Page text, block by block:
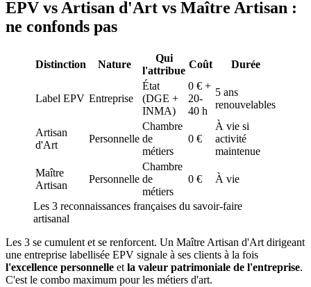
EPV vs Artisan d'Art vs Maître Artisan :
ne confonds pas
Distinction Nature
Qui
l'attribue
Coût Durée
Label EPV Entreprise
État
(DGE +
INMA)
0 € +
20-
40 h
5 ans
renouvelables
Artisan
d'Art
Personnelle
Chambre
de
métiers
0 €
À vie si
activité
maintenue
Maître
Artisan
Personnelle
Chambre
de
métiers
0 € À vie
Les 3 reconnaissances françaises du savoir-faire
artisanal
Les 3 se cumulent et se renforcent. Un Maître Artisan d'Art dirigeant
une entreprise labellisée EPV signale à ses clients à la fois
l'excellence personnelle et la valeur patrimoniale de l'entreprise.
C'est le combo maximum pour les métiers d'art.